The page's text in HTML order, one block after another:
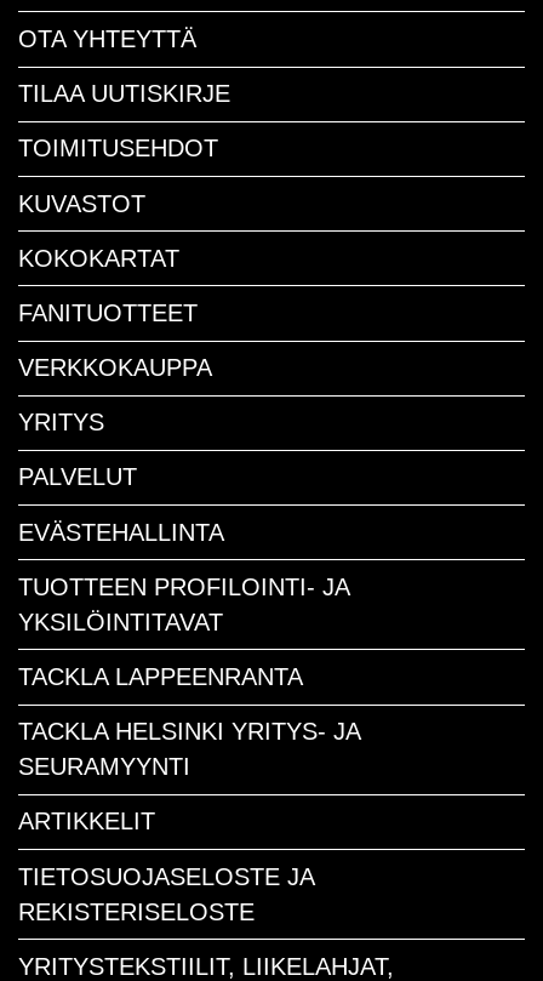
OTA YHTEYTTÄ
TILAA UUTISKIRJE
TOIMITUSEHDOT
KUVASTOT
KOKOKARTAT
FANITUOTTEET
VERKKOKAUPPA
YRITYS
PALVELUT
EVÄSTEHALLINTA
TUOTTEEN PROFILOINTI- JA
YKSILÖINTITAVAT
TACKLA LAPPEENRANTA
TACKLA HELSINKI YRITYS- JA
SEURAMYYNTI
ARTIKKELIT
TIETOSUOJASELOSTE JA
REKISTERISELOSTE
YRITYSTEKSTIILIT, LIIKELAHJAT,